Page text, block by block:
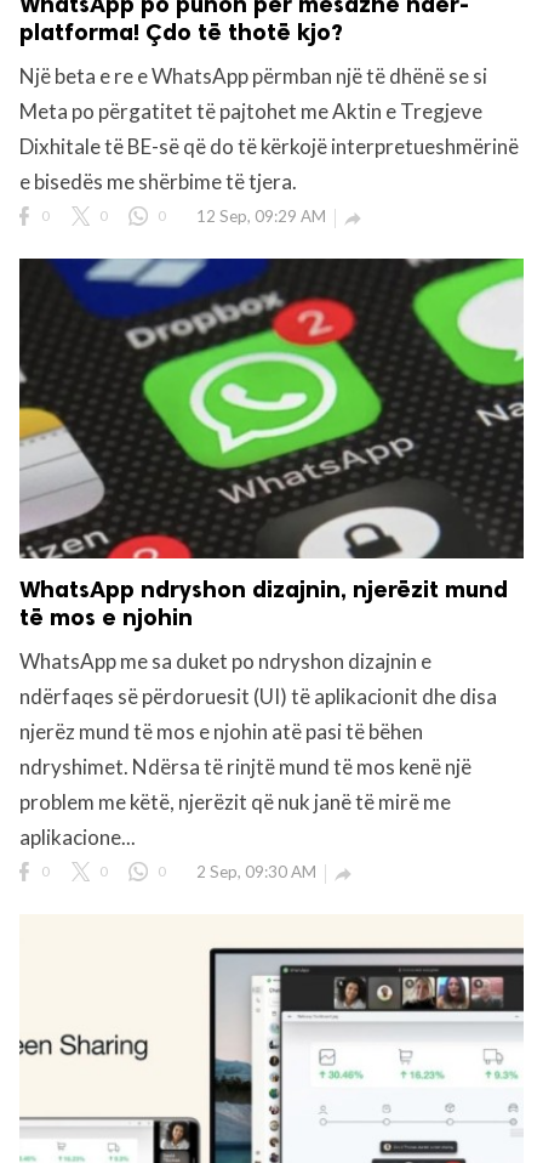
platforma! Çdo të thotë kjo?
Një beta e re e WhatsApp përmban një të dhënë se si
Meta po përgatitet të pajtohet me Aktin e Tregjeve
Dixhitale të BE-së që do të kërkojë interpretueshmërinë
e bisedës me shërbime të tjera.
0 0 0 12 Sep, 09:29 AM 
WhatsApp ndryshon dizajnin, njerëzit mund
të mos e njohin
WhatsApp me sa duket po ndryshon dizajnin e
ndërfaqes së përdoruesit (UI) të aplikacionit dhe disa
njerëz mund të mos e njohin atë pasi të bëhen
ndryshimet. Ndërsa të rinjtë mund të mos kenë një
problem me këtë, njerëzit që nuk janë të mirë me
aplikacione...
0 0 0 2 Sep, 09:30 AM 